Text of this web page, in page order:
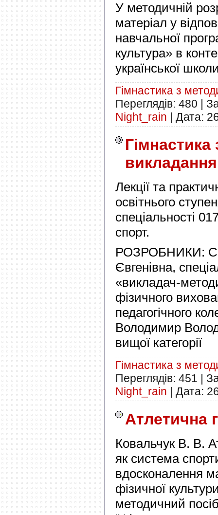
У методичній
матеріал у
навчальної
культура» в
української
Гімнастика з
Переглядів: 480 |
Night_rain | Дата:
викладання
Лекції та
освітнього
спеціальності
спорт.
РОЗРОБНИКИ:
Євгенівна,
«викладач-
фізичного
педагогічного
Володимир
вищої категорії
Гімнастика з
Переглядів: 451 |
Night_rain | Дата:
Атлетична
Ковальчук В. В.
як система
вдосконалення
фізичної
методичний